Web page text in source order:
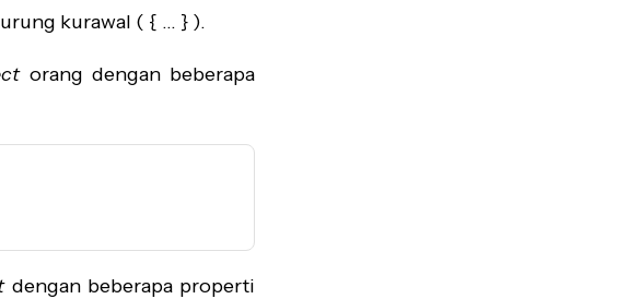
kurawal ( { … } ).
orang dengan beberapa
dengan beberapa properti